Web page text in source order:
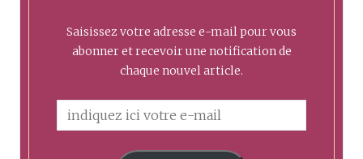
Saisissez votre adresse e-mail pour vous
abonner et recevoir une notification de
chaque nouvel article.